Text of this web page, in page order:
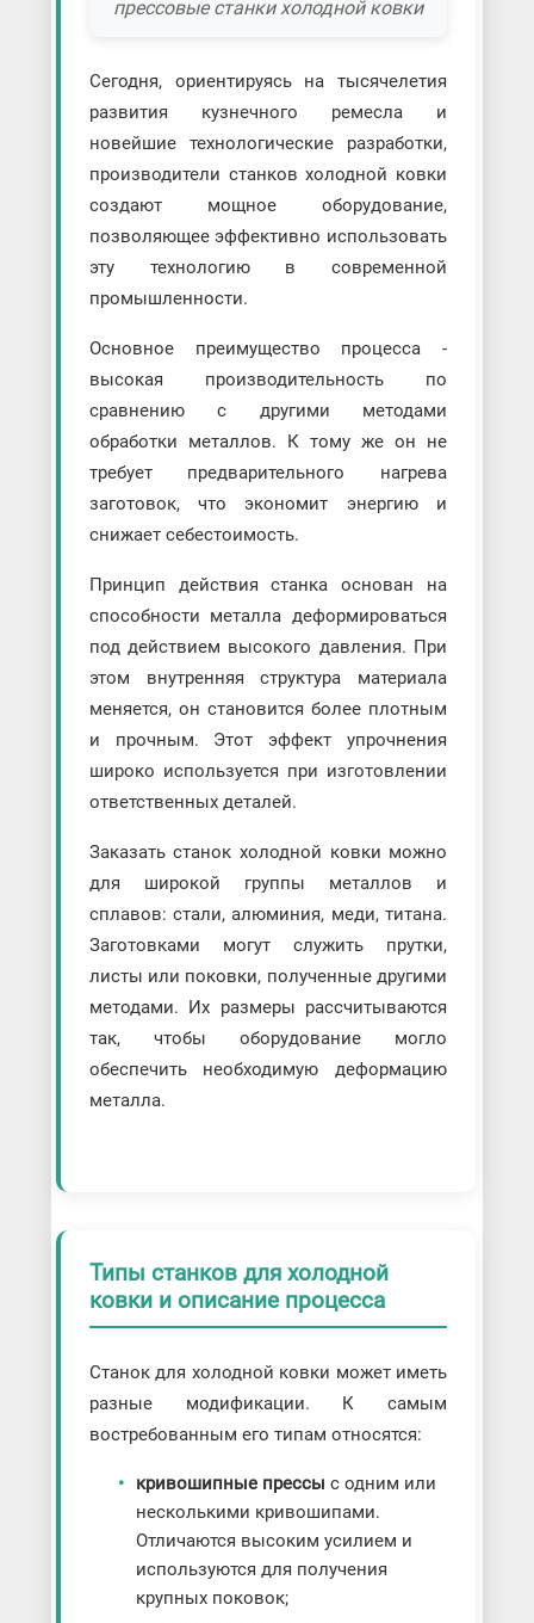
прессовые станки холодной ковки
Сегодня, ориентируясь на тысячелетия
развития кузнечного ремесла и
новейшие технологические разработки,
производители станков холодной ковки
создают мощное оборудование,
позволяющее эффективно использовать
эту технологию в современной
промышленности.
Основное преимущество процесса -
высокая производительность по
сравнению с другими методами
обработки металлов. К тому же он не
требует предварительного нагрева
заготовок, что экономит энергию и
снижает себестоимость.
Принцип действия станка основан на
способности металла деформироваться
под действием высокого давления. При
этом внутренняя структура материала
меняется, он становится более плотным
и прочным. Этот эффект упрочнения
широко используется при изготовлении
ответственных деталей.
Заказать станок холодной ковки можно
для широкой группы металлов и
сплавов: стали, алюминия, меди, титана.
Заготовками могут служить прутки,
листы или поковки, полученные другими
методами. Их размеры рассчитываются
так, чтобы оборудование могло
обеспечить необходимую деформацию
металла.
Типы станков для холодной
ковки и описание процесса
Станок для холодной ковки может иметь
разные модификации. К самым
востребованным его типам относятся:
кривошипные прессы с одним или
несколькими кривошипами.
Отличаются высоким усилием и
используются для получения
крупных поковок;